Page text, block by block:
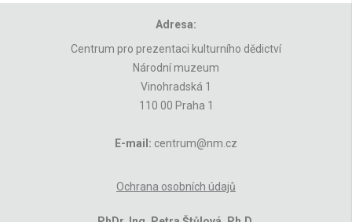
Adresa:
Centrum pro prezentaci kulturního dědictví
Národní muzeum
Vinohradská 1
110 00 Praha 1
E-mail: centrum@nm.cz
Ochrana osobních údajů